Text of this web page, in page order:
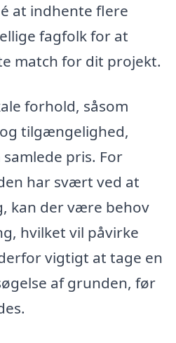
at indhente flere
fagfolk for at
match for dit projekt.
forhold, såsom
tilgængelighed,
pris. For
har svært ved at
kan der være behov
hvilket vil påvirke
vigtigt at tage en
af grunden, før